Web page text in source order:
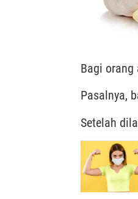
Bagi
Pasalnya,
Setelah